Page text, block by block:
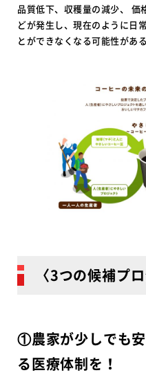
品質低下、収穫量の減少、 価
どが発生し、現在のように日
とができなくなる可能性があ
〈3つの候補プ
①農家が少しでも
る医療体制を！